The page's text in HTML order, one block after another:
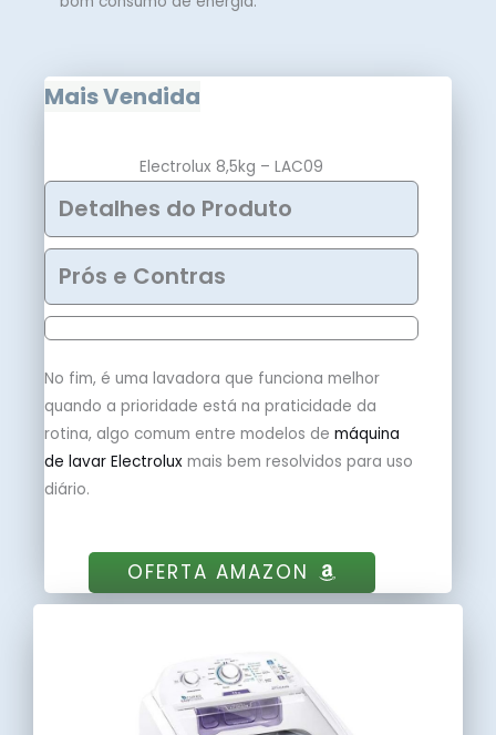
Mais Vendida
Electrolux 8,5kg – LAC09
Detalhes do Produto
Prós e Contras
No fim, é uma lavadora que funciona melhor
quando a prioridade está na praticidade da
rotina, algo comum entre modelos de máquina
de lavar Electrolux mais bem resolvidos para uso
diário.
OFERTA AMAZON